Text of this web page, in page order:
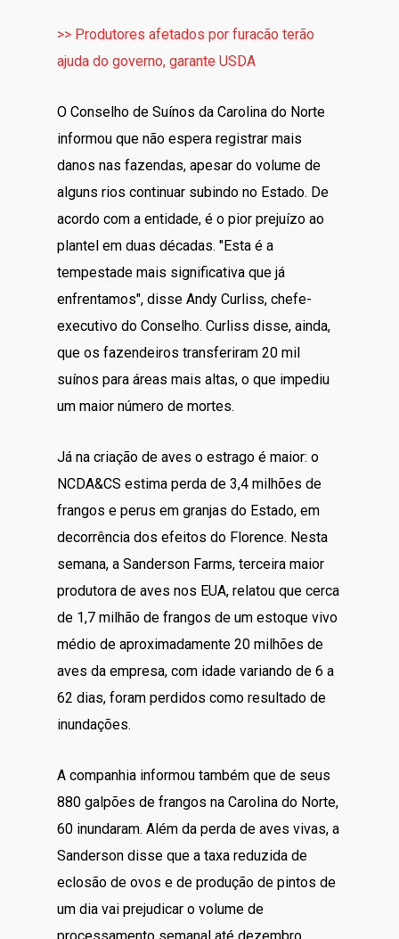
>> Produtores afetados por furacão terão
ajuda do governo, garante USDA
O Conselho de Suínos da Carolina do Norte
informou que não espera registrar mais
danos nas fazendas, apesar do volume de
alguns rios continuar subindo no Estado. De
acordo com a entidade, é o pior prejuízo ao
plantel em duas décadas. "Esta é a
tempestade mais significativa que já
enfrentamos", disse Andy Curliss, chefe-
executivo do Conselho. Curliss disse, ainda,
que os fazendeiros transferiram 20 mil
suínos para áreas mais altas, o que impediu
um maior número de mortes.
Já na criação de aves o estrago é maior: o
NCDA&CS estima perda de 3,4 milhões de
frangos e perus em granjas do Estado, em
decorrência dos efeitos do Florence. Nesta
semana, a Sanderson Farms, terceira maior
produtora de aves nos EUA, relatou que cerca
de 1,7 milhão de frangos de um estoque vivo
médio de aproximadamente 20 milhões de
aves da empresa, com idade variando de 6 a
62 dias, foram perdidos como resultado de
inundações.
A companhia informou também que de seus
880 galpões de frangos na Carolina do Norte,
60 inundaram. Além da perda de aves vivas, a
Sanderson disse que a taxa reduzida de
eclosão de ovos e de produção de pintos de
um dia vai prejudicar o volume de
processamento semanal até dezembro.